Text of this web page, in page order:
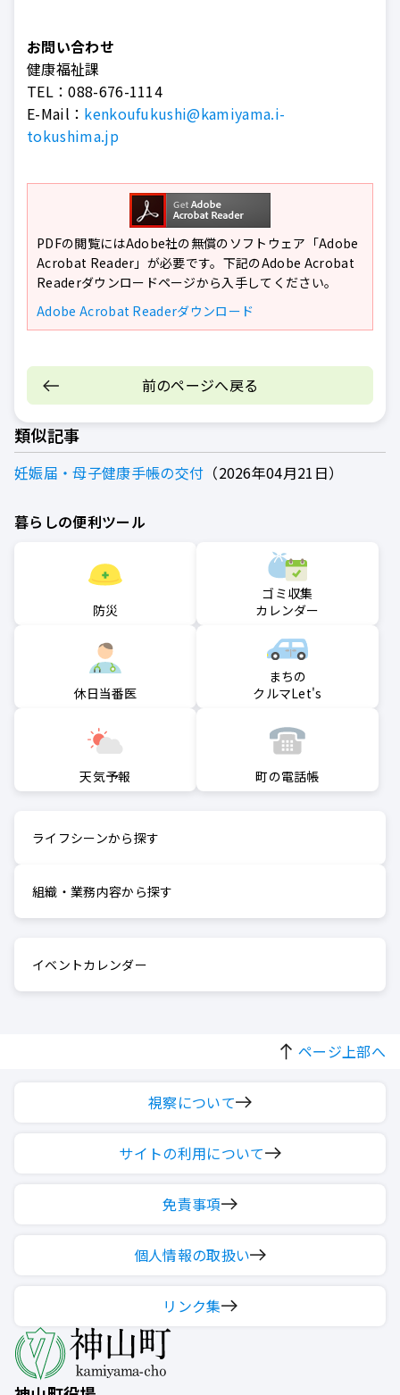
お問い合わせ
健康福祉課
TEL：088-676-1114
E-Mail： kenkoufukushi@kamiyama.i-
tokushima.jp
PDFの閲覧にはAdobe社の無償のソフトウェア「Adobe
Acrobat Reader」が必要です。下記のAdobe Acrobat
Readerダウンロードページから入手してください。
Adobe Acrobat Readerダウンロード
前のページへ戻る
類似記事
妊娠届・母子健康手帳の交付 2026年04月21日
暮らしの便利ツール
防災
ゴミ収集
カレンダー
休日当番医
まちの
クルマLet's
天気予報 町の電話帳
ライフシーンから探す
組織・業務内容から探す
イベントカレンダー
ページ上部へ
視察について
サイトの利用について
免責事項
個人情報の取扱い
リンク集